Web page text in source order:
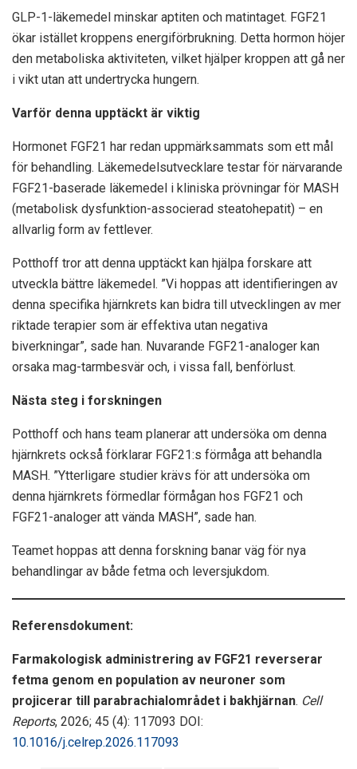
GLP-1-läkemedel minskar aptiten och matintaget. FGF21
ökar istället kroppens energiförbrukning. Detta hormon höjer
den metaboliska aktiviteten, vilket hjälper kroppen att gå ner
i vikt utan att undertrycka hungern.
Varför denna upptäckt är viktig
Hormonet FGF21 har redan uppmärksammats som ett mål
för behandling. Läkemedelsutvecklare testar för närvarande
FGF21-baserade läkemedel i kliniska prövningar för MASH
(metabolisk dysfunktion-associerad steatohepatit) – en
allvarlig form av fettlever.
Potthoff tror att denna upptäckt kan hjälpa forskare att
utveckla bättre läkemedel. ”Vi hoppas att identifieringen av
denna specifika hjärnkrets kan bidra till utvecklingen av mer
riktade terapier som är effektiva utan negativa
biverkningar”, sade han. Nuvarande FGF21-analoger kan
orsaka mag-tarmbesvär och, i vissa fall, benförlust.
Nästa steg i forskningen
Potthoff och hans team planerar att undersöka om denna
hjärnkrets också förklarar FGF21:s förmåga att behandla
MASH. ”Ytterligare studier krävs för att undersöka om
denna hjärnkrets förmedlar förmågan hos FGF21 och
FGF21-analoger att vända MASH”, sade han.
Teamet hoppas att denna forskning banar väg för nya
behandlingar av både fetma och leversjukdom.
Referensdokument:
Farmakologisk administrering av FGF21 reverserar
fetma genom en population av neuroner som
projicerar till parabrachialområdet i bakhjärnan. Cell
Reports, 2026; 45 (4): 117093 DOI:
10.1016/j.celrep.2026.117093